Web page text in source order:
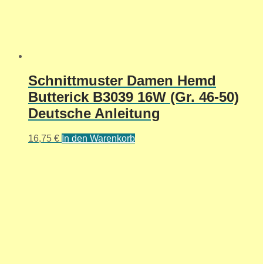
Schnittmuster Damen Hemd
Butterick B3039 16W (Gr. 46-50)
Deutsche Anleitung
16,75 € In den Warenkorb